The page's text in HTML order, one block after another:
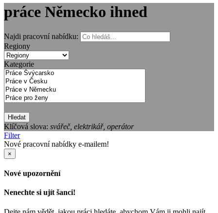
práce Německo ihned
Najdi pracovní nabídku:
Regiony
Kategorie
Hledat
Klíčová slova: svářeč, elektrikář, operátor
Filter
Nové pracovní nabídky e-mailem!
×
Nové upozornění
Nenechte si ujít šanci!